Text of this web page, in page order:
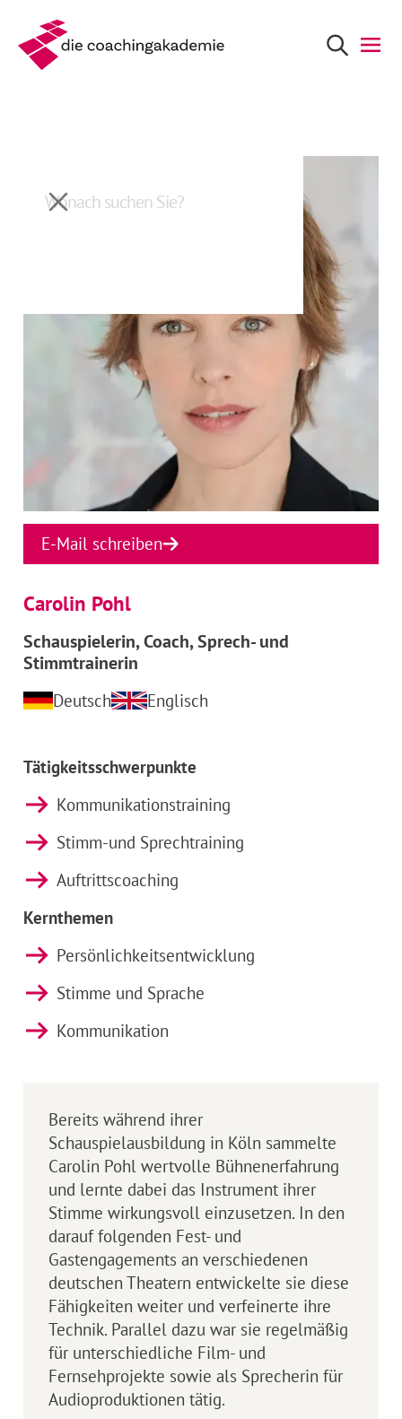
Carolin Pohl
Schauspielerin, Coach, Sprech- und
Stimmtrainerin
Deutsch Englisch
Tätigkeitsschwerpunkte
Kommunikationstraining
Stimm-und Sprechtraining
Auftrittscoaching
Kernthemen
Persönlichkeitsentwicklung
Stimme und Sprache
Kommunikation
Bereits während ihrer
Schauspielausbildung in Köln sammelte
Carolin Pohl wertvolle Bühnenerfahrung
und lernte dabei das Instrument ihrer
Stimme wirkungsvoll einzusetzen. In den
darauf folgenden Fest- und
Gastengagements an verschiedenen
deutschen Theatern entwickelte sie diese
Fähigkeiten weiter und verfeinerte ihre
Technik. Parallel dazu war sie regelmäßig
für unterschiedliche Film- und
Fernsehprojekte sowie als Sprecherin für
Audioproduktionen tätig.
E-Mail schreiben